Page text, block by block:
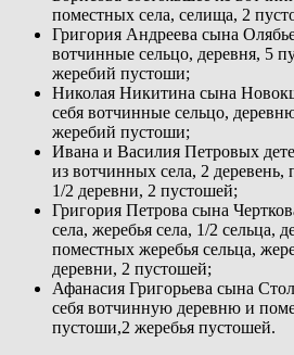
поместных села, селища, 2
Григория Андреева сына
вотчинные сельцо, деревня, 5
жеребий пустоши;
Николая Никитина сына
себя вотчинные сельцо,
жеребий пустоши;
Ивана и Василия Петровых
из вотчинных села, 2
1/2 деревни, 2 пустошей;
Григория Петрова сына
села, жеребья села, 1/2 сельца,
поместных жеребья сельца,
деревни, 2 пустошей;
Афанасия Григорьева сына
себя вотчинную деревню и
пустоши,2 жеребья пустошей.